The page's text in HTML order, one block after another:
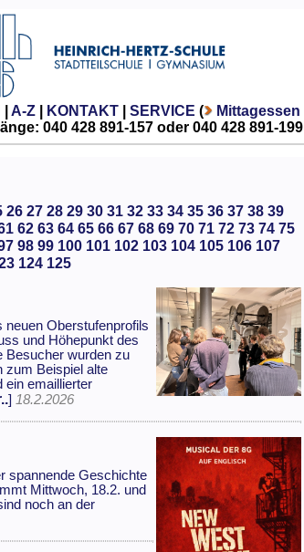
A-Z| KONTAKT| SERVICE ( Mittagessen
040 428 891-157 oder 040 428 891-199
26 27 28 29 30 31 32 33 34 35 36 37 38 39
62 63 64 65 66 67 68 69 70 71 72 73 74 75
98 99 100 101 102 103 104 105 106 107
124 125
neuen Oberstufenprofils
und Höhepunkt des
Besucher wurden zu
zum Beispiel alte
ein emaillierter
] 18.2.2026
spannende Geschichte
Mittwoch, 18.2. und
noch an der